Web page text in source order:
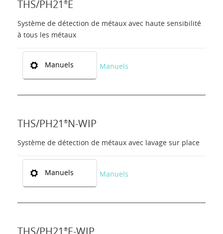
THS/PH21 ®E
Système de détection de métaux avec haute sensibilité
à tous les métaux
Manuels Manuels
THS/PH21 ®N-WIP
Système de détection de métaux avec lavage sur place
Manuels Manuels
THS/PH21 ®E-WIP